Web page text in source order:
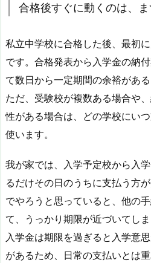
合格後すぐに動くのは、
私立中学校に合格した後、最初
です。合格発表から入学金の納
て数日から一定期間の余裕があ
ただ、受験校が複数ある場合や
性がある場合は、どの学校にい
使います。
我が家では、入学予定校から入
るだけその日のうちに支払う方
でやろうと思っていると、他の
て、うっかり期限が近づいてし
入学金は期限を過ぎると入学意
があるため、日常の支払いとは重